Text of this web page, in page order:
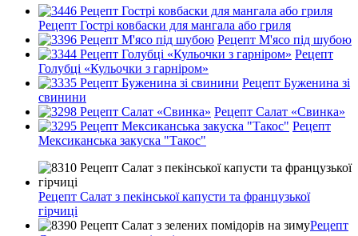
Рецепт Гострі ковбаски для мангала або гриля
Рецепт М'ясо під шубою
Рецепт
Голубці «Кульочки з гарніром»
Рецепт Буженина зі
свинини
Рецепт Салат «Свинка»
Рецепт
Мексиканська закуска "Такос"
Рецепт Салат з пекінської капусти та французької
гірчиці
Рецепт